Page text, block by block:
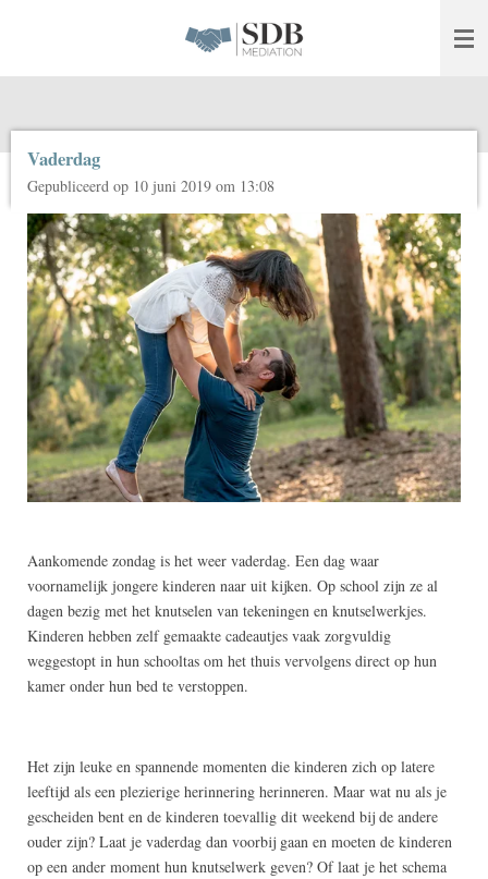
Vaderdag
Gepubliceerd op 10 juni 2019 om 13:08
Aankomende zondag is het weer vaderdag. Een dag waar
voornamelijk jongere kinderen naar uit kijken. Op school zijn ze al
dagen bezig met het knutselen van tekeningen en knutselwerkjes.
Kinderen hebben zelf gemaakte cadeautjes vaak zorgvuldig
weggestopt in hun schooltas om het thuis vervolgens direct op hun
kamer onder hun bed te verstoppen.
Het zijn leuke en spannende momenten die kinderen zich op latere
leeftijd als een plezierige herinnering herinneren. Maar wat nu als je
gescheiden bent en de kinderen toevallig dit weekend bij de andere
ouder zijn? Laat je vaderdag dan voorbij gaan en moeten de kinderen
op een ander moment hun knutselwerk geven? Of laat je het schema